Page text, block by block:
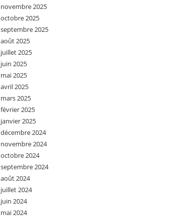
novembre 2025
octobre 2025
septembre 2025
août 2025
juillet 2025
juin 2025
mai 2025
avril 2025
mars 2025
février 2025
janvier 2025
décembre 2024
novembre 2024
octobre 2024
septembre 2024
août 2024
juillet 2024
juin 2024
mai 2024